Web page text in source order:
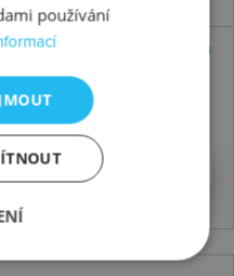
Skladem
e Notte
Koupit
používání